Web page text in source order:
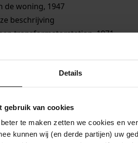
Details
gebruik van cookies
te maken zetten we cookies en
kunnen wij (en derde partijen) uw
de woning, 1947
beschrijving
transformatorstation, 1971
beschrijving
een gebouw bestemd om te
woonhuis, 1929
beschrijving
beschrijving
1962